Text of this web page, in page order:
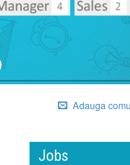
Adauga
Jobs